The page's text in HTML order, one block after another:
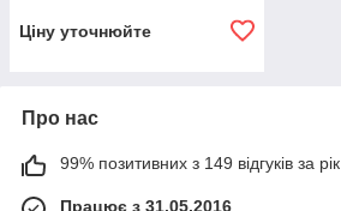
Ціну уточнюйте
Про нас
99% позитивних з 149 відгуків за рік
Працює з 31.05.2016